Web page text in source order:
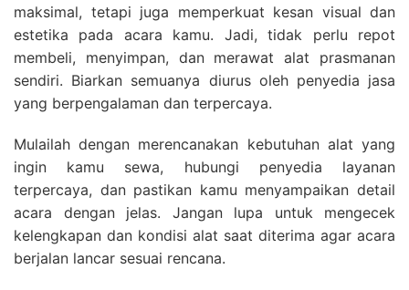
maksimal, tetapi juga memperkuat kesan visual dan
estetika pada acara kamu. Jadi, tidak perlu repot
membeli, menyimpan, dan merawat alat prasmanan
sendiri. Biarkan semuanya diurus oleh penyedia jasa
yang berpengalaman dan terpercaya.
Mulailah dengan merencanakan kebutuhan alat yang
ingin kamu sewa, hubungi penyedia layanan
terpercaya, dan pastikan kamu menyampaikan detail
acara dengan jelas. Jangan lupa untuk mengecek
kelengkapan dan kondisi alat saat diterima agar acara
berjalan lancar sesuai rencana.